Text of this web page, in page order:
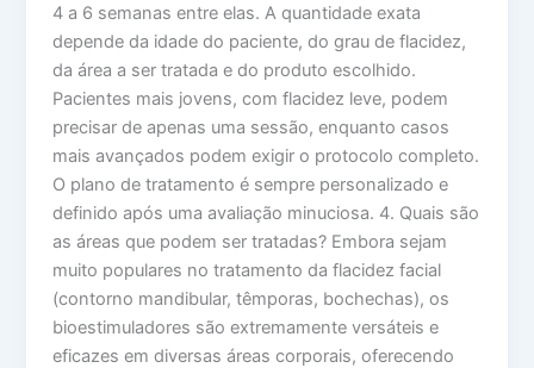
4 a 6 semanas entre elas. A quantidade exata
depende da idade do paciente, do grau de flacidez,
da área a ser tratada e do produto escolhido.
Pacientes mais jovens, com flacidez leve, podem
precisar de apenas uma sessão, enquanto casos
mais avançados podem exigir o protocolo completo.
O plano de tratamento é sempre personalizado e
definido após uma avaliação minuciosa. 4. Quais são
as áreas que podem ser tratadas? Embora sejam
muito populares no tratamento da flacidez facial
(contorno mandibular, têmporas, bochechas), os
bioestimuladores são extremamente versáteis e
eficazes em diversas áreas corporais, oferecendo